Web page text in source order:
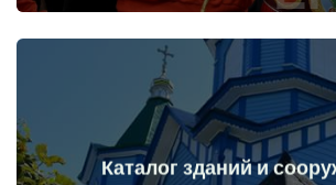
Каталог зданий и
Перейти